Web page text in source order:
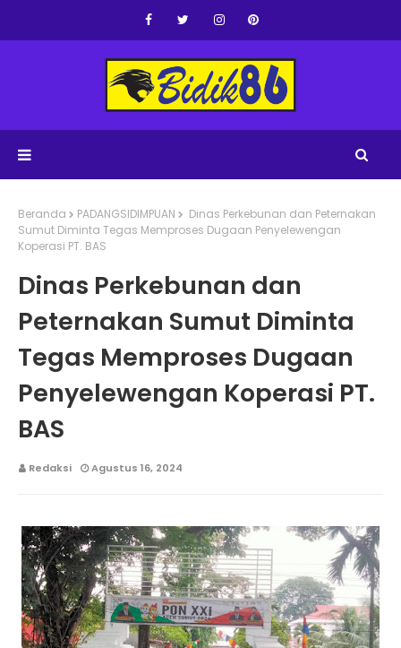
Beranda PADANGSIDIMPUAN
Dinas Perkebunan dan Peternakan
Sumut Diminta Tegas Memproses Dugaan Penyelewengan
Koperasi PT. BAS
Dinas Perkebunan dan
Peternakan Sumut Diminta
Tegas Memproses Dugaan
Penyelewengan Koperasi PT.
BAS
Redaksi Agustus 16, 2024